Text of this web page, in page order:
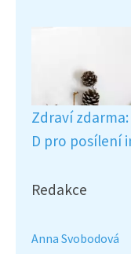
Zdraví
D pro posílení
Redakce
Anna Svobodová